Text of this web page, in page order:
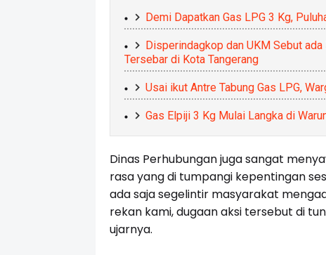
Demi Dapatkan Gas LPG 3 Kg,
Disperindagkop dan UKM Sebut
Tersebar di Kota Tangerang
Usai ikut Antre Tabung Gas LPG,
Gas Elpiji 3 Kg Mulai Langka di
Dinas Perhubungan juga sangat
rasa yang di tumpangi kepentingan
ada saja segelintir masyarakat
rekan kami, dugaan aksi tersebut di
ujarnya.